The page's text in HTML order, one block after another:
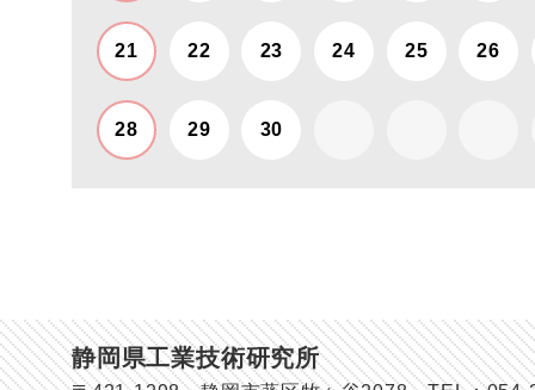
21 22 23 24 25 26
28 29 30
静岡県工業技術研究所